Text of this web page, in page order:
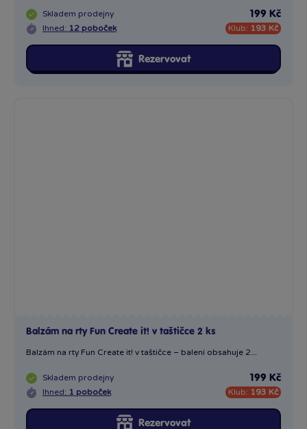
Skladem prodejny
Ihned: 12 poboček
199 Kč
Klub: 193 Kč
Rezervovat
Balzám na rty Fun Create it! v taštičce 2 ks
Balzám na rty Fun Create it! v taštičce – balení obsahuje 2...
Skladem prodejny
Ihned: 1 poboček
199 Kč
Klub: 193 Kč
Rezervovat